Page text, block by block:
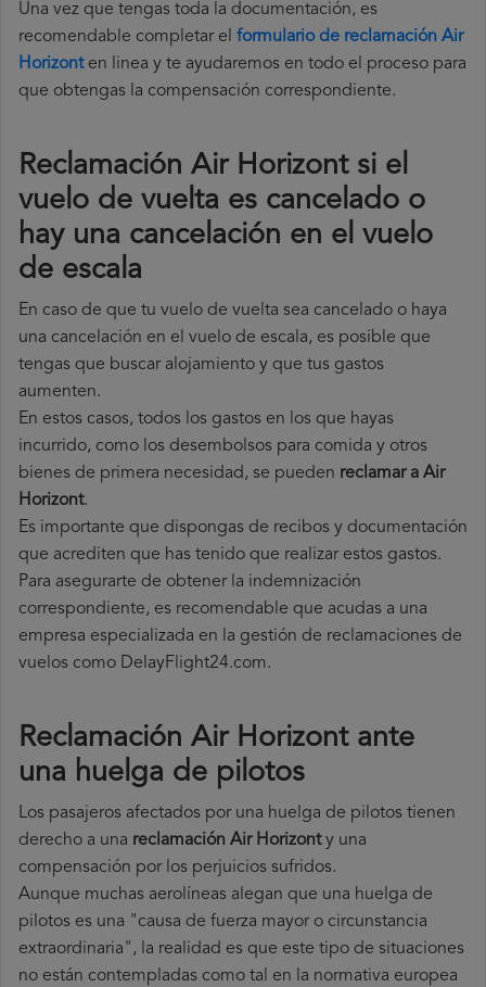
Una vez que tengas toda la documentación, es
recomendable completar el formulario de reclamación Air
Horizonten linea y te ayudaremos en todo el proceso para
que obtengas la compensación correspondiente.
Reclamación Air Horizont si el
vuelo de vuelta es cancelado o
hay una cancelación en el vuelo
de escala
En caso de que tu vuelo de vuelta sea cancelado o haya
una cancelación en el vuelo de escala, es posible que
tengas que buscar alojamiento y que tus gastos
aumenten.
En estos casos, todos los gastos en los que hayas
incurrido, como los desembolsos para comida y otros
bienes de primera necesidad, se pueden reclamar a Air
Horizont.
Es importante que dispongas de recibos y documentación
que acrediten que has tenido que realizar estos gastos.
Para asegurarte de obtener la indemnización
correspondiente, es recomendable que acudas a una
empresa especializada en la gestión de reclamaciones de
vuelos como DelayFlight24.com.
Reclamación Air Horizont ante
una huelga de pilotos
Los pasajeros afectados por una huelga de pilotos tienen
derecho a una reclamación Air Horizonty una
compensación por los perjuicios sufridos.
Aunque muchas aerolíneas alegan que una huelga de
pilotos es una "causa de fuerza mayor o circunstancia
extraordinaria", la realidad es que este tipo de situaciones
no están contempladas como tal en la normativa europea